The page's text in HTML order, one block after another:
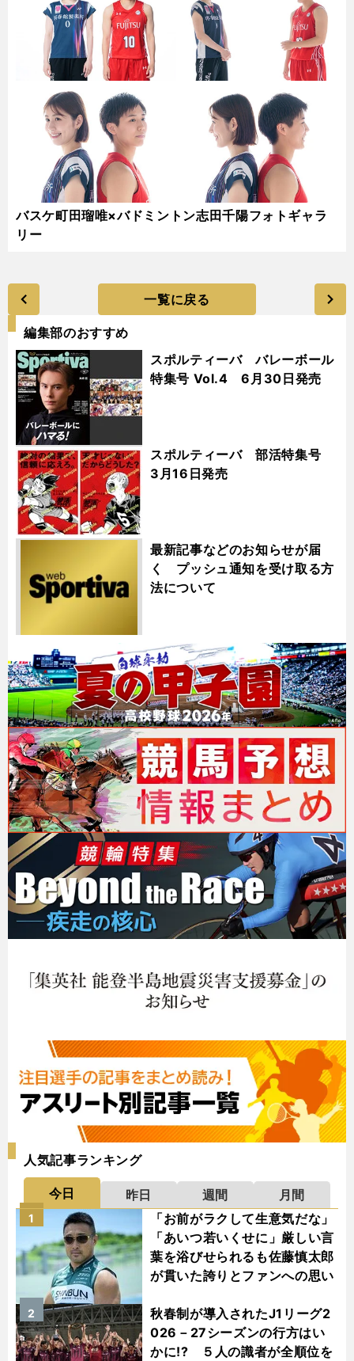
バスケ町田瑠唯×バドミントン志田千陽フォトギャラ
リー
一覧に戻る
編集部のおすすめ
スポルティーバ バレーボール
特集号 Vol.4 6月30日発売
スポルティーバ 部活特集号
3月16日発売
最新記事などのお知らせが届
く プッシュ通知を受け取る方
法について
人気記事ランキング
今日 昨日 週間
月間
「お前がラクして生意気だな」
「あいつ若いくせに」厳しい言
葉を浴びせられるも佐藤慎太郎
が貫いた誇りとファンへの思い
1
秋春制が導入されたJ1リーグ2
026－27シーズンの行方はい
かに!? ５人の識者が全順位を
2